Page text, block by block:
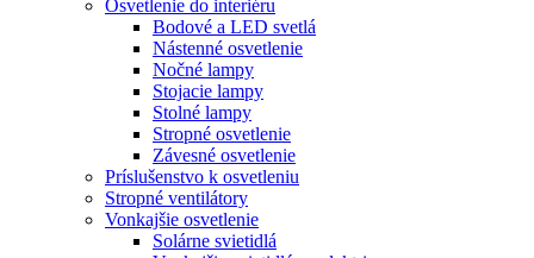
Osvetlenie do interiéru
Bodové a LED svetlá
Nástenné osvetlenie
Nočné lampy
Stojacie lampy
Stolné lampy
Stropné osvetlenie
Závesné osvetlenie
Príslušenstvo k osvetleniu
Stropné ventilátory
Vonkajšie osvetlenie
Solárne svietidlá